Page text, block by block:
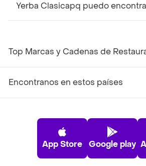
Yerba Clasicapq puedo
Top Marcas y Cadenas de
Encontranos en estos países
App Store Google play